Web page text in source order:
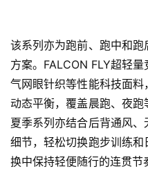
该系列亦为跑前、跑中和
方案。FALCON FLY超轻
气网眼针织等性能科技面
动态平衡，覆盖晨跑、夜跑
夏季系列亦结合后背通风
细节，轻松切换跑步训练
换中保持轻便随行的连贯节